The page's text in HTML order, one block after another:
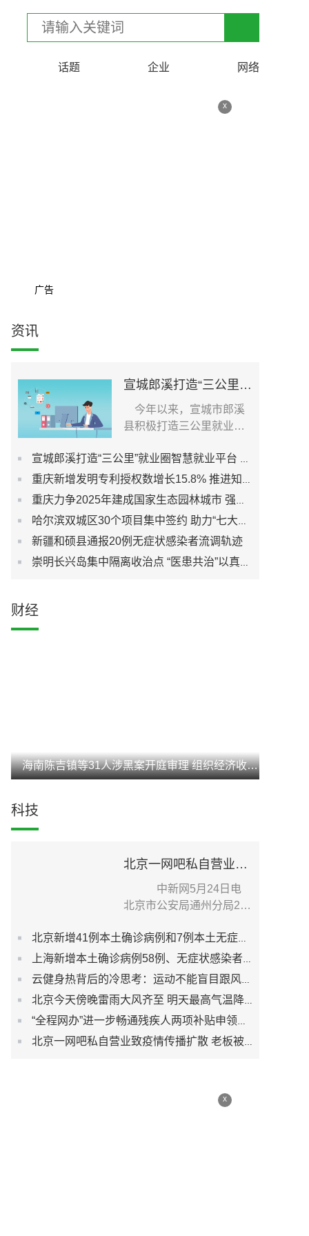
话题 企业 网络
x
广告
资讯
宣城郎溪打造“三公里”就业圈智慧就业平台 为居民提供就业岗位
今年以来，宣城市郎溪
县积极打造三公里就业圈
宣城郎溪打造“三公里”就业圈智慧就业平台 为居民提供就业岗位
重庆新增发明专利授权数增长15.8% 推进知识产权强市建设
重庆力争2025年建成国家生态园林城市 强化城市生态宜居性
哈尔滨双城区30个项目集中签约 助力“七大都市”建设
新疆和硕县通报20例无症状感染者流调轨迹
崇明长兴岛集中隔离收治点 “医患共治”以真心换真心
财经
海南陈吉镇等31人涉黑案开庭审理 组织经济收入达3亿元
科技
北京一网吧私自营业致疫情传播扩散 老板被刑事立案调查
中新网5月24日电
北京市公安局通州分局24
北京新增41例本土确诊病例和7例本土无症状感染者
上海新增本土确诊病例58例、无症状感染者422例
云健身热背后的冷思考：运动不能盲目跟风而是生活习惯
北京今天傍晚雷雨大风齐至 明天最高气温降至30℃以下
“全程网办”进一步畅通残疾人两项补贴申领渠道
北京一网吧私自营业致疫情传播扩散 老板被刑事立案调查
x